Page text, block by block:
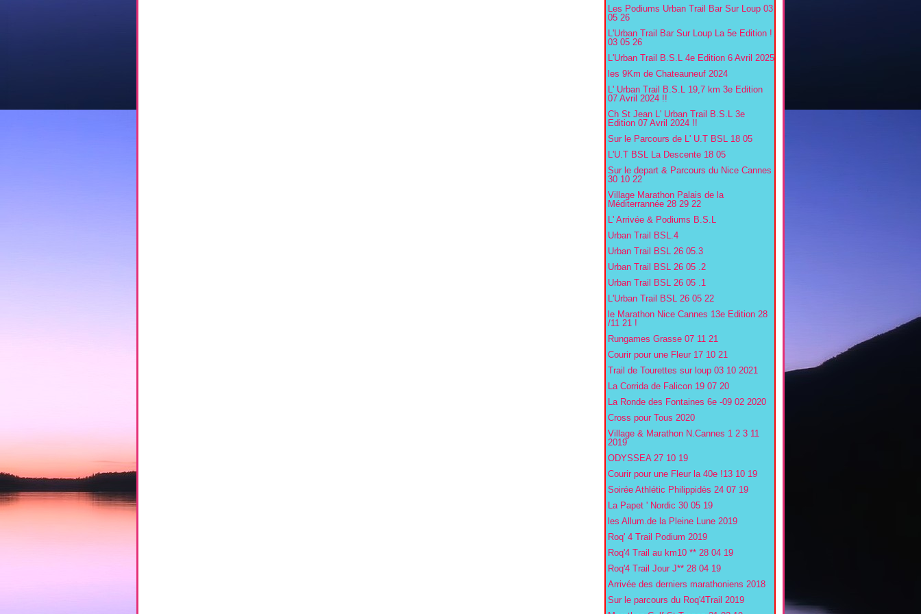
Les Podiums Urban Trail Bar Sur Loup 03
05 26
L'Urban Trail Bar Sur Loup La 5e Edition !
03 05 26
L'Urban Trail B.S.L 4e Edition 6 Avril 2025
les 9Km de Chateauneuf 2024
L' Urban Trail B.S.L 19,7 km 3e Edition
07 Avril 2024 !!
Ch St Jean L' Urban Trail B.S.L 3e
Edition 07 Avril 2024 !!
Sur le Parcours de L' U.T BSL 18 05
L'U.T BSL La Descente 18 05
Sur le depart & Parcours du Nice Cannes
30 10 22
Village Marathon Palais de la
Méditerrannée 28 29 22
L' Arrivée & Podiums B.S.L
Urban Trail BSL.4
Urban Trail BSL 26 05.3
Urban Trail BSL 26 05 .2
Urban Trail BSL 26 05 .1
L'Urban Trail BSL 26 05 22
le Marathon Nice Cannes 13e Edition 28
/11 21 !
Rungames Grasse 07 11 21
Courir pour une Fleur 17 10 21
Trail de Tourettes sur loup 03 10 2021
La Corrida de Falicon 19 07 20
La Ronde des Fontaines 6e -09 02 2020
Cross pour Tous 2020
Village & Marathon N.Cannes 1 2 3 11
2019
ODYSSEA 27 10 19
Courir pour une Fleur la 40e !13 10 19
Soirée Athlétic Philippidès 24 07 19
La Papet ' Nordic 30 05 19
les Allum.de la Pleine Lune 2019
Roq' 4 Trail Podium 2019
Roq'4 Trail au km10 ** 28 04 19
Roq'4 Trail Jour J** 28 04 19
Arrivée des derniers marathoniens 2018
Sur le parcours du Roq'4Trail 2019